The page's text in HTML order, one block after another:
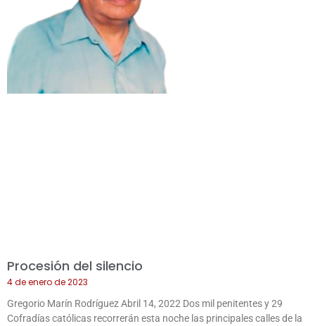
Procesión del silencio
4 de enero de 2023
Gregorio Marín Rodríguez Abril 14, 2022 Dos mil penitentes y 29
Cofradías católicas recorrerán esta noche las principales calles de la